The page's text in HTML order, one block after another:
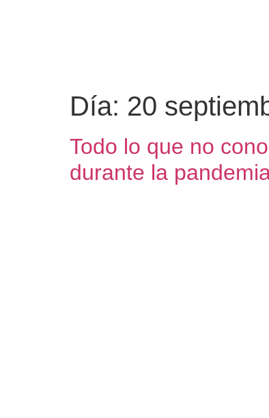
Día: 20
Todo lo que no
durante la